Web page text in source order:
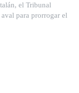
el Tribunal
para prorrogar el